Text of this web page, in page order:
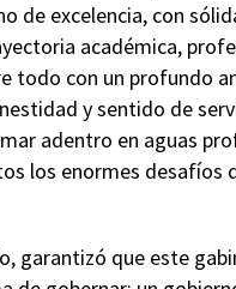
de excelencia, con
académica,
todo con un profundo
y sentido de
adentro en aguas
los enormes desafíos
garantizó que este